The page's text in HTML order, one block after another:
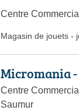
Centre
Magasin de jouets -
Micromania -
Centre
Saumur